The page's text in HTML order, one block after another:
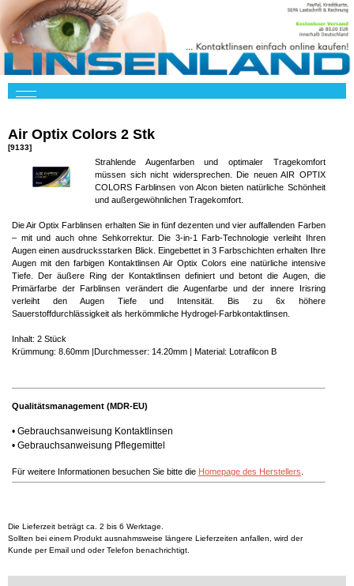
Air Optix Colors 2 Stk
[9133]
Strahlende Augenfarben und optimaler Tragekomfort
müssen sich nicht widersprechen. Die neuen AIR OPTIX
COLORS Farblinsen von Alcon bieten natürliche Schönheit
und außergewöhnlichen Tragekomfort.
Die Air Optix Farblinsen erhalten Sie in fünf dezenten und vier auffallenden Farben
– mit und auch ohne Sehkorrektur. Die 3-in-1 Farb-Technologie verleiht Ihren
Augen einen ausdrucksstarken Blick. Eingebettet in 3 Farbschichten erhalten Ihre
Augen mit den farbigen Kontaktlinsen Air Optix Colors eine natürliche intensive
Tiefe. Der äußere Ring der Kontaktlinsen definiert und betont die Augen, die
Primärfarbe der Farblinsen verändert die Augenfarbe und der innere Irisring
verleiht den Augen Tiefe und Intensität. Bis zu 6x höhere
Sauerstoffdurchlässigkeit als herkömmliche Hydrogel-Farbkontaktlinsen.
Inhalt: 2 Stück
Krümmung: 8.60mm |Durchmesser: 14.20mm | Material: Lotrafilcon B
Qualitätsmanagement (MDR-EU)
• Gebrauchsanweisung Kontaktlinsen
• Gebrauchsanweisung Pflegemittel
Für weitere Informationen besuchen Sie bitte die Homepage des Herstellers
Die Lieferzeit beträgt ca. 2 bis 6 Werktage.
Sollten bei einem Produkt ausnahmsweise längere Lieferzeiten anfallen, wird der
Kunde per Email und oder Telefon benachrichtigt.